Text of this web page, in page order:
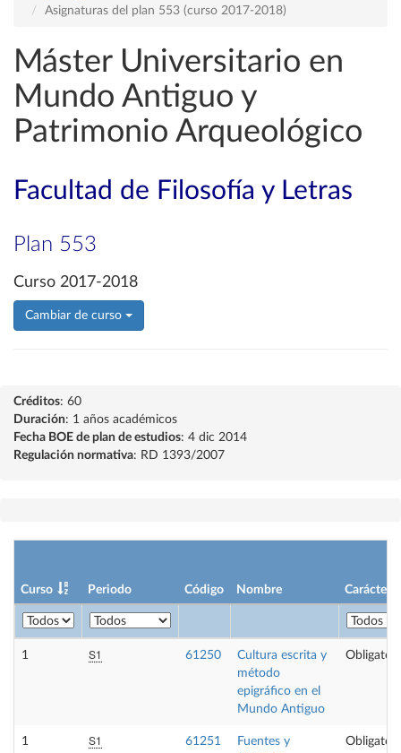
Asignaturas del plan 553 (curso 2017-2018)
Máster Universitario en
Mundo Antiguo y
Patrimonio Arqueológico
Facultad de Filosofía y Letras
Plan 553
Curso 2017-2018
Cambiar de curso
Créditos: 60
Duración: 1 años académicos
Fecha BOE de plan de estudios: 4 dic 2014
Regulación normativa: RD 1393/2007
Curso Periodo Código Nombre Carácter
1 S1 61250
Cultura escrita y
método
epigráfico en el
Mundo Antiguo
1 S1 61251
Fuentes y